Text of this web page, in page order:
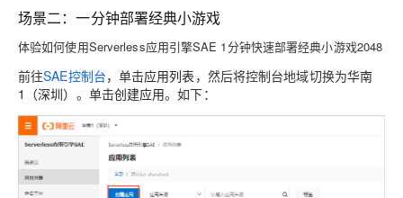
场景二：一分钟部署经典小游戏
体验如何使用Serverless应用引擎SAE 1分钟快速部署经典小游戏2048
前往SAE控制台，单击应用列表 ，然后将控制台地域切换为华南
1（深圳） 。单击创建应用。如下：